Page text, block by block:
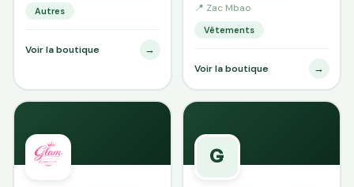
Autres
Voir la boutique →
📍 Zac Mbao
Vêtements
Voir la boutique →
G